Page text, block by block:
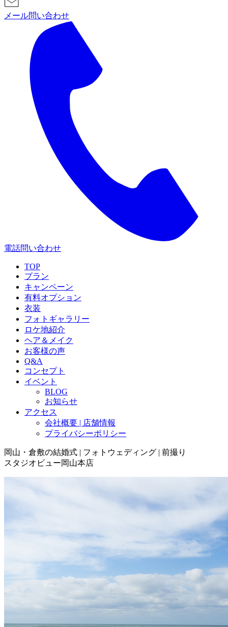
メール問い合わせ
電話問い合わせ
TOP
プラン
キャンペーン
有料オプション
衣装
フォトギャラリー
ロケ地紹介
ヘア＆メイク
お客様の声
Q&A
コンセプト
イベント
BLOG
お知らせ
アクセス
会社概要 | 店舗情報
プライバシーポリシー
岡山・倉敷の結婚式 | フォトウェディング | 前撮り
スタジオビュー岡山本店